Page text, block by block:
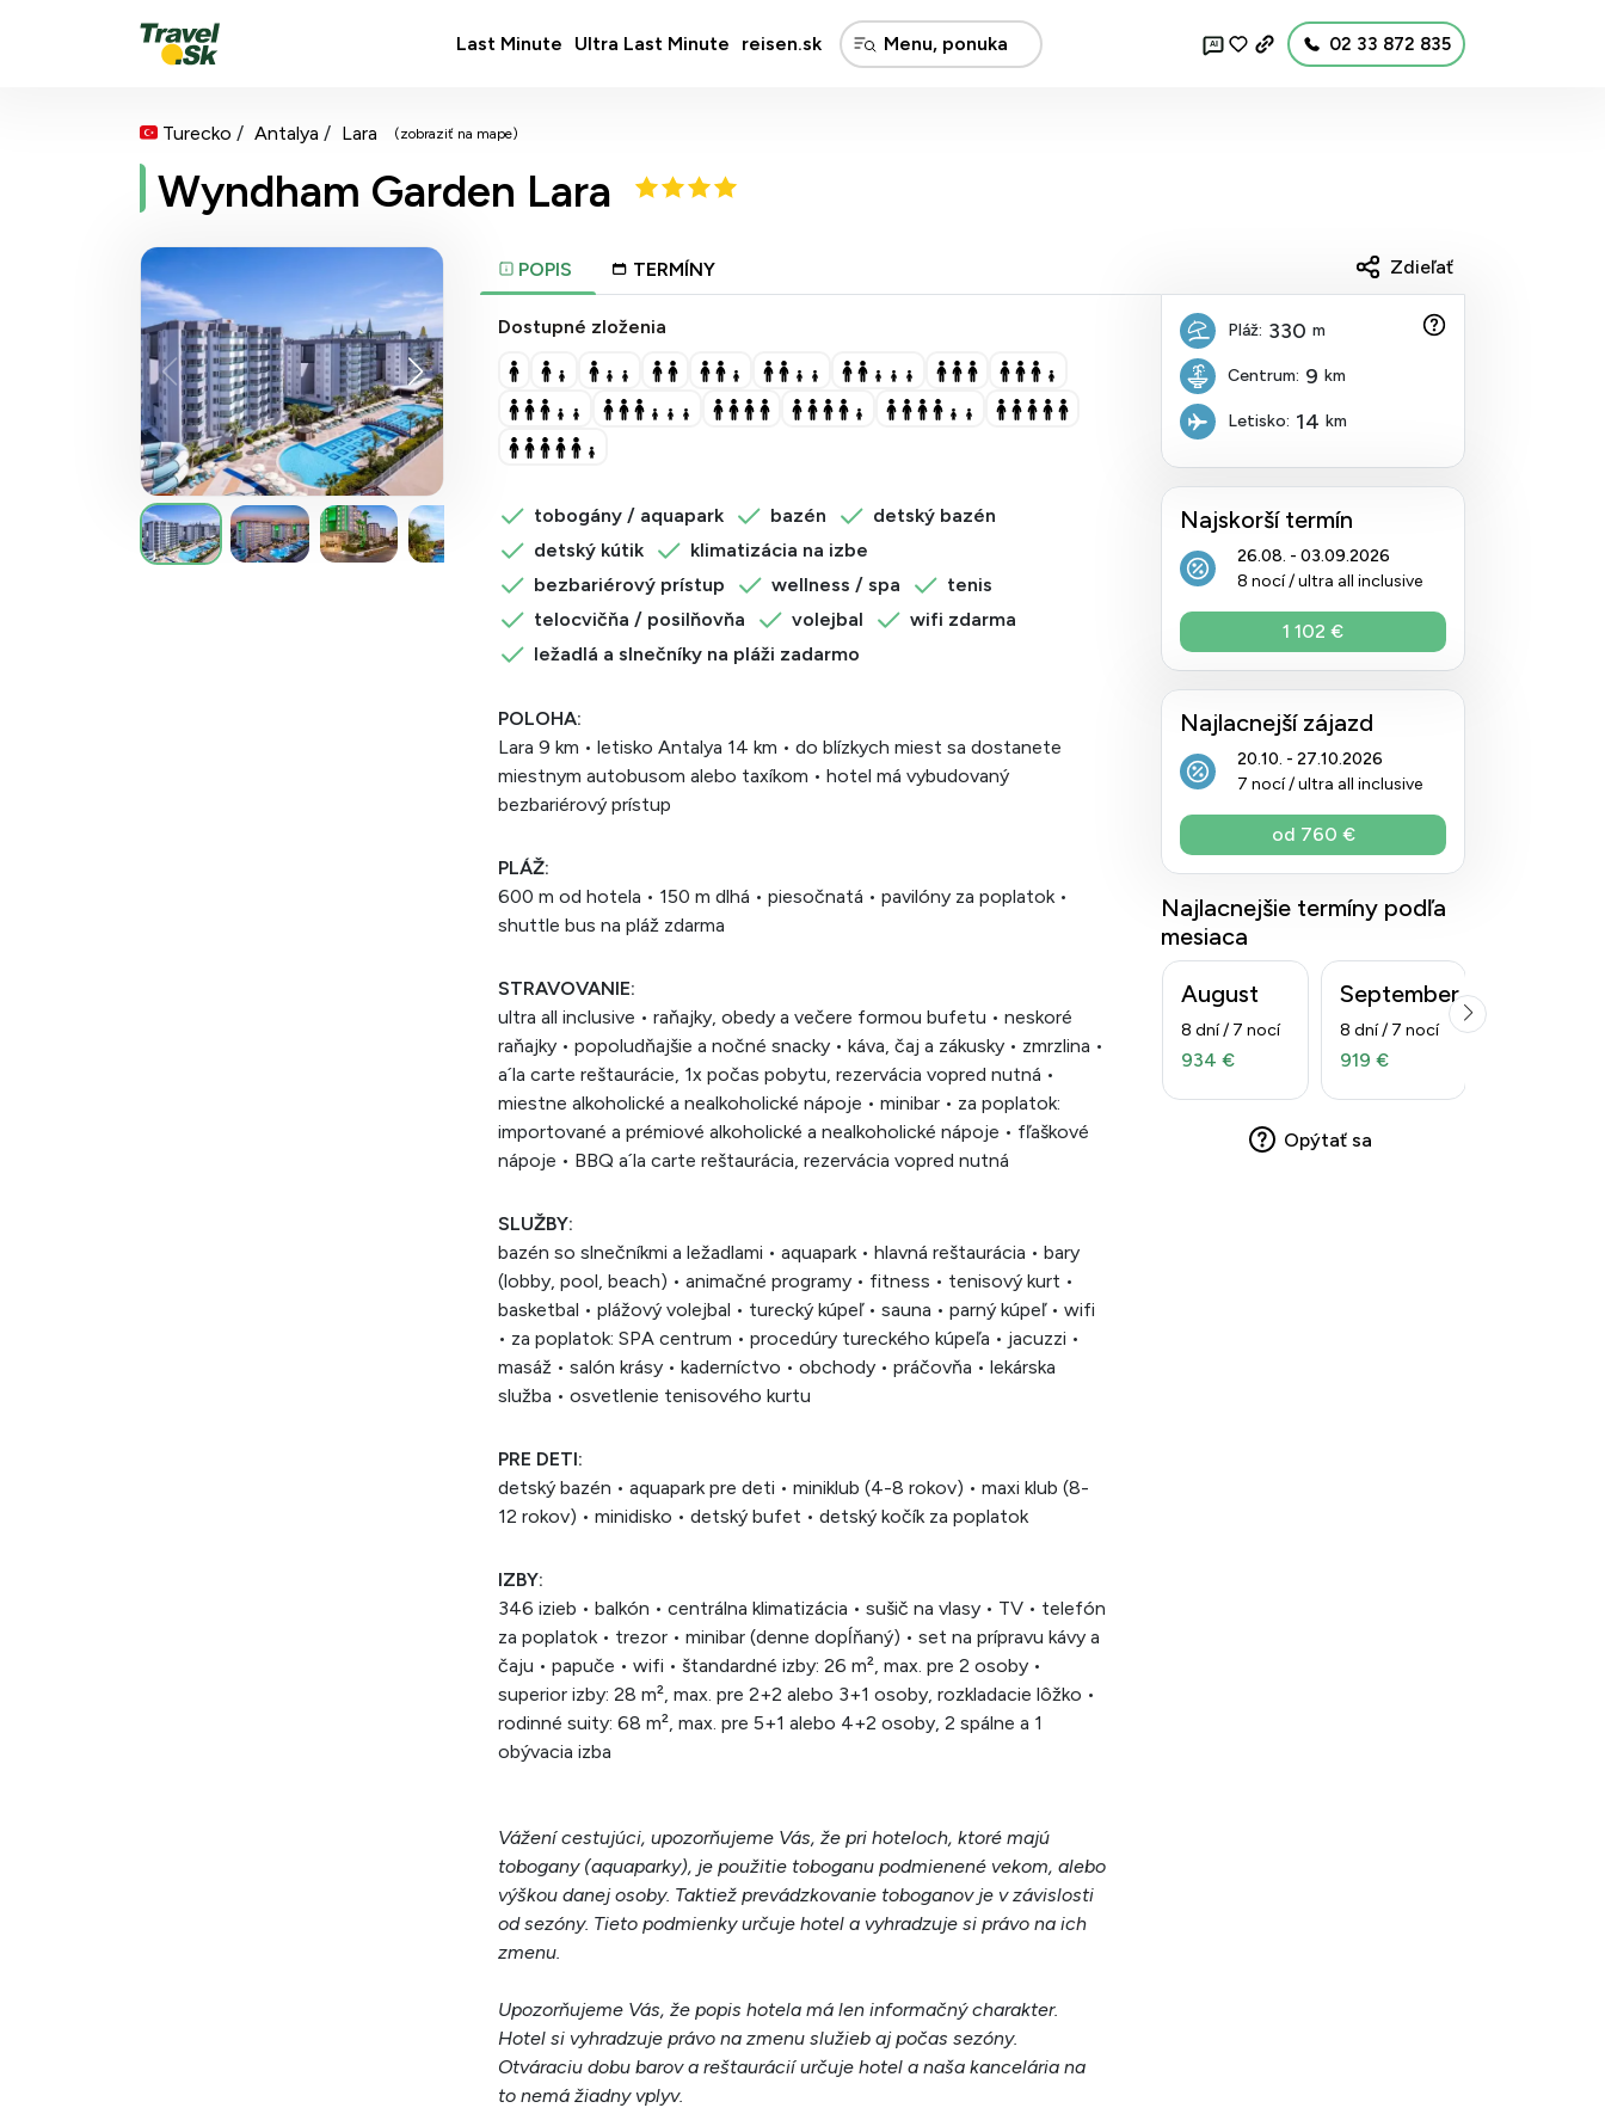
Last Minute Ultra Last Minute reisen.sk AI 02 33 872 835
Turecko Antalya Lara (zobraziť na mape)
Wyndham Garden Lara
POPIS TERMÍNY
Dostupné zloženia
tobogány / aquapark bazén
detský bazén
detský kútik
klimatizácia na izbe
bezbariérový prístup
wellness / spa
tenis
telocvičňa / posilňovňa
volejbal
wifi zdarma
ležadlá a slnečníky na pláži zadarmo
POLOHA:
Lara 9 km • letisko Antalya 14 km • do blízkych miest sa dostanete
miestnym autobusom alebo taxíkom • hotel má vybudovaný
bezbariérový prístup
PLÁŽ:
600 m od hotela • 150 m dlhá • piesočnatá • pavilóny za poplatok •
shuttle bus na pláž zdarma
STRAVOVANIE:
ultra all inclusive • raňajky, obedy a večere formou bufetu • neskoré
raňajky • popoludňajšie a nočné snacky • káva, čaj a zákusky • zmrzlina •
a´la carte reštaurácie, 1x počas pobytu, rezervácia vopred nutná •
miestne alkoholické a nealkoholické nápoje • minibar • za poplatok:
importované a prémiové alkoholické a nealkoholické nápoje • fľaškové
nápoje • BBQ a´la carte reštaurácia, rezervácia vopred nutná
SLUŽBY:
bazén so slnečníkmi a ležadlami • aquapark • hlavná reštaurácia • bary
(lobby, pool, beach) • animačné programy • fitness • tenisový kurt •
basketbal • plážový volejbal • turecký kúpeľ • sauna • parný kúpeľ • wifi
• za poplatok: SPA centrum • procedúry tureckého kúpeľa • jacuzzi •
masáž • salón krásy • kaderníctvo • obchody • práčovňa • lekárska
služba • osvetlenie tenisového kurtu
PRE DETI:
detský bazén • aquapark pre deti • miniklub (4-8 rokov) • maxi klub (8-
12 rokov) • minidisko • detský bufet • detský kočík za poplatok
IZBY:
346 izieb • balkón • centrálna klimatizácia • sušič na vlasy • TV • telefón
za poplatok • trezor • minibar (denne dopĺňaný) • set na prípravu kávy a
čaju • papuče • wifi • štandardné izby: 26 m², max. pre 2 osoby •
superior izby: 28 m², max. pre 2+2 alebo 3+1 osoby, rozkladacie lôžko •
rodinné suity: 68 m², max. pre 5+1 alebo 4+2 osoby, 2 spálne a 1
obývacia izba
Vážení cestujúci, upozorňujeme Vás, že pri hoteloch, ktoré majú
tobogany (aquaparky), je použitie toboganu podmienené vekom, alebo
výškou danej osoby. Taktiež prevádzkovanie toboganov je v závislosti
od sezóny. Tieto podmienky určuje hotel a vyhradzuje si právo na ich
zmenu.
Upozorňujeme Vás, že popis hotela má len informačný charakter.
Hotel si vyhradzuje právo na zmenu služieb aj počas sezóny.
Otváraciu dobu barov a reštaurácií určuje hotel a naša kancelária na
to nemá žiadny vplyv.
Zdieľať
Pláž: 330 m
Centrum: 9 km
Letisko: 14 km
Najskorší termín
26.08. - 03.09.2026
8 nocí / ultra all inclusive
1 102 €
Najlacnejší zájazd
20.10. - 27.10.2026
7 nocí / ultra all inclusive
od 760 €
Najlacnejšie termíny podľa
mesiaca
August
8 dní / 7 nocí
934 €
September
8 dní / 7 nocí
919 €
Opýtať sa